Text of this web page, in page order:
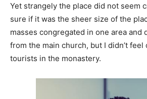
Yet strangely the place did not seem
sure if it was the sheer size of the
masses congregated in one area and
from the main church, but I didn’t
tourists in the monastery.